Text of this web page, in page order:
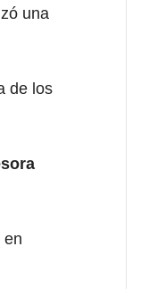
una
de los
en